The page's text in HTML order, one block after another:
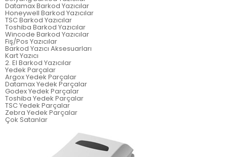
Datamax Barkod Yazıcılar
Honeywell Barkod Yazıcılar
TSC Barkod Yazıcılar
Toshiba Barkod Yazıcılar
Wincode Barkod Yazıcılar
Fiş/Pos Yazıcılar
Barkod Yazıcı Aksesuarları
Kart Yazıcı
2. El Barkod Yazıcılar
Yedek Parçalar
Argox Yedek Parçalar
Datamax Yedek Parçalar
Godex Yedek Parçalar
Toshiba Yedek Parçalar
TSC Yedek Parçalar
Zebra Yedek Parçalar
Çok Satanlar